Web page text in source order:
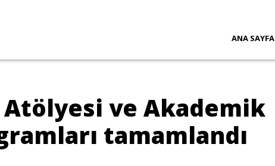
ANA SAYFA
Atölyesi ve Akademik
tamamlandı